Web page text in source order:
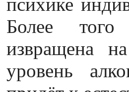
психике
Более того
извращена
уровень